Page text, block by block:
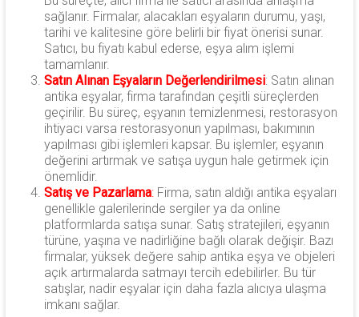
sağlanır. Firmalar, alacakları eşyaların durumu, yaşı,
tarihi ve kalitesine göre belirli bir fiyat önerisi sunar.
Satıcı, bu fiyatı kabul ederse, eşya alım işlemi
tamamlanır.
Satın Alınan Eşyaların Değerlendirilmesi: Satın alınan
antika eşyalar, firma tarafından çeşitli süreçlerden
geçirilir. Bu süreç, eşyanın temizlenmesi, restorasyon
ihtiyacı varsa restorasyonun yapılması, bakımının
yapılması gibi işlemleri kapsar. Bu işlemler, eşyanın
değerini artırmak ve satışa uygun hale getirmek için
önemlidir.
Satış ve Pazarlama:Firma, satın aldığı antika eşyaları
genellikle galerilerinde sergiler ya da online
platformlarda satışa sunar. Satış stratejileri, eşyanın
türüne, yaşına ve nadirliğine bağlı olarak değişir. Bazı
firmalar, yüksek değere sahip antika eşya ve objeleri
açık artırmalarda satmayı tercih edebilirler. Bu tür
satışlar, nadir eşyalar için daha fazla alıcıya ulaşma
imkanı sağlar.